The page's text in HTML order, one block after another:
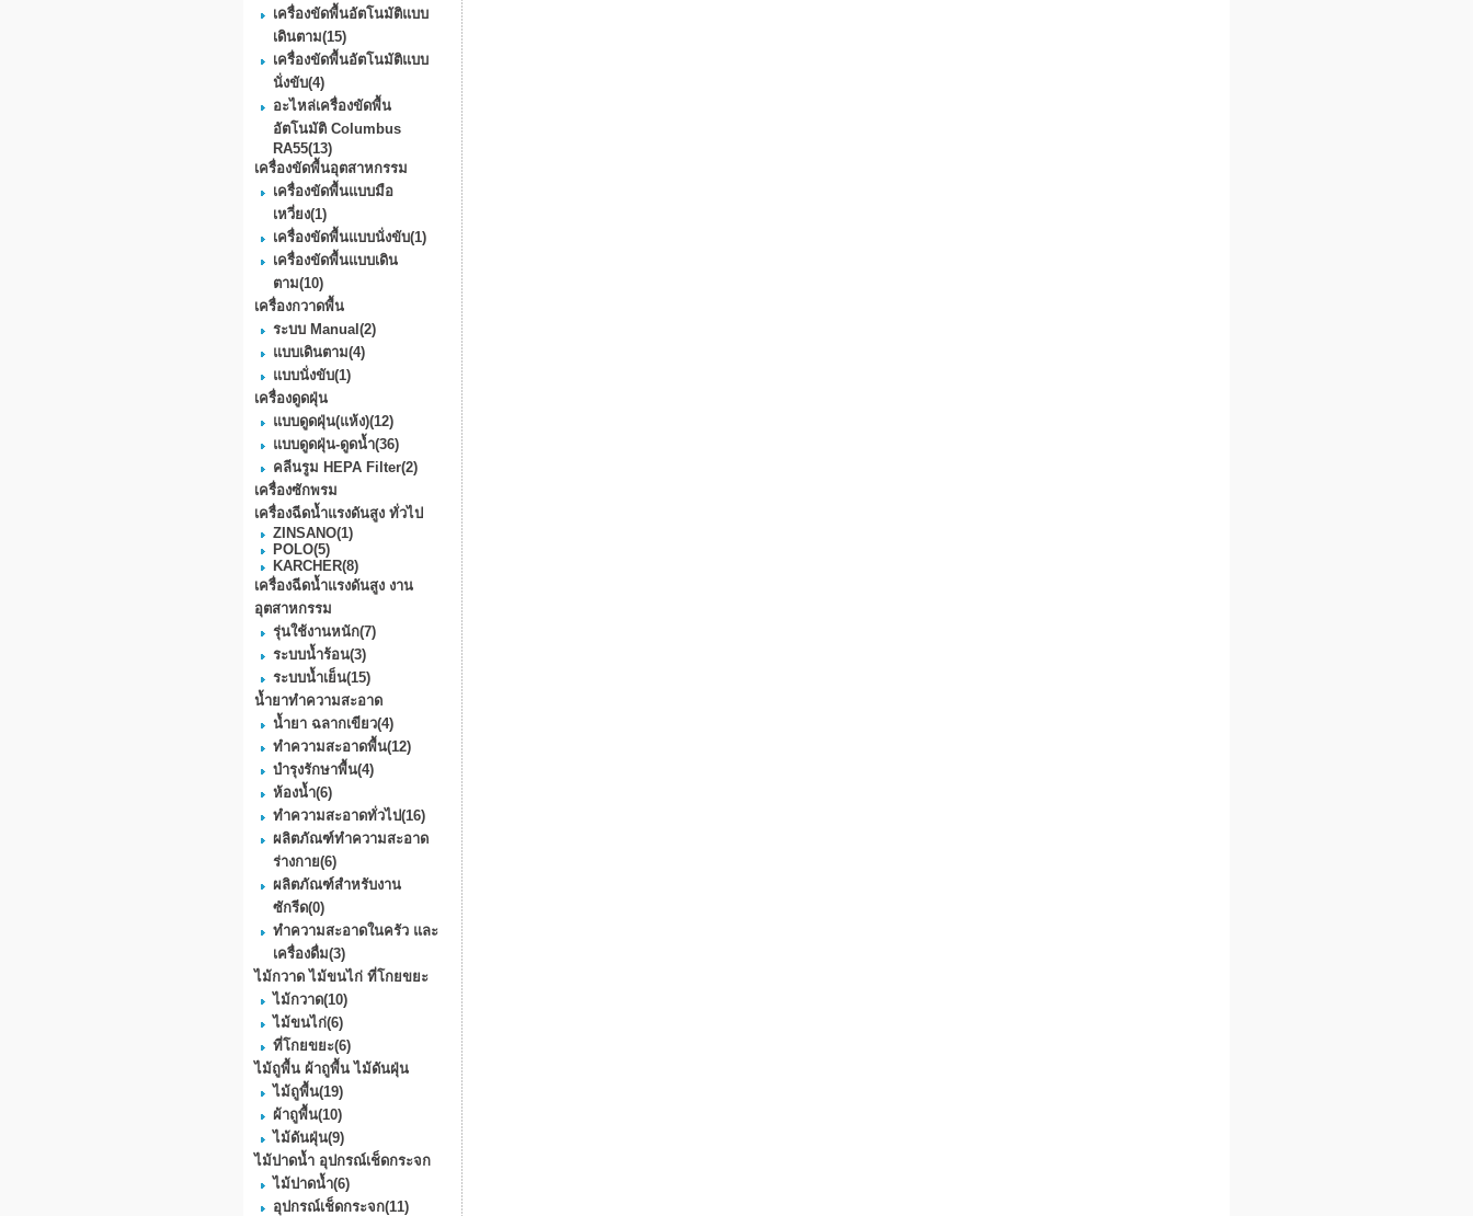
เครื่องขัดพื้นอัตโนมัติแบบ
เดินตาม(15)
เครื่องขัดพื้นอัตโนมัติแบบ
นั่งขับ(4)
อะไหล่เครื่องขัดพื้น
อัตโนมัติ Columbus
RA55(13)
เครื่องขัดพื้นอุตสาหกรรม
เครื่องขัดพื้นแบบมือ
เหวี่ยง(1)
เครื่องขัดพื้นแบบนั่งขับ(1)
เครื่องขัดพื้นแบบเดิน
ตาม(10)
เครื่องกวาดพื้น
ระบบ Manual(2)
แบบเดินตาม(4)
แบบนั่งขับ(1)
เครื่องดูดฝุ่น
แบบดูดฝุ่น(แห้ง)(12)
แบบดูดฝุ่น-ดูดน้ำ(36)
คลีนรูม HEPA Filter(2)
เครื่องซักพรม
เครื่องฉีดน้ำแรงดันสูง ทั่วไป
ZINSANO(1)
POLO(5)
KARCHER(8)
เครื่องฉีดน้ำแรงดันสูง งาน
อุตสาหกรรม
รุ่นใช้งานหนัก(7)
ระบบน้ำร้อน(3)
ระบบน้ำเย็น(15)
น้ำยาทำความสะอาด
น้ำยา ฉลากเขียว(4)
ทำความสะอาดพื้น(12)
บำรุงรักษาพื้น(4)
ห้องน้ำ(6)
ทำความสะอาดทั่วไป(16)
ผลิตภัณฑ์ทำความสะอาด
ร่างกาย(6)
ผลิตภัณฑ์สำหรับงาน
ซักรีด(0)
ทำความสะอาดในครัว และ
เครื่องดื่ม(3)
ไม้กวาด ไม้ขนไก่ ที่โกยขยะ
ไม้กวาด(10)
ไม้ขนไก่(6)
ที่โกยขยะ(6)
ไม้ถูพื้น ผ้าถูพื้น ไม้ดันฝุ่น
ไม้ถูพื้น(19)
ผ้าถูพื้น(10)
ไม้ดันฝุ่น(9)
ไม้ปาดน้ำ อุปกรณ์เช็ดกระจก
ไม้ปาดน้ำ(6)
อุปกรณ์เช็ดกระจก(11)